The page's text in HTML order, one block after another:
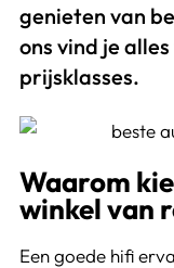
genieten van
ons vind je
prijsklasses.
Waarom
winkel van
Een goede hifi